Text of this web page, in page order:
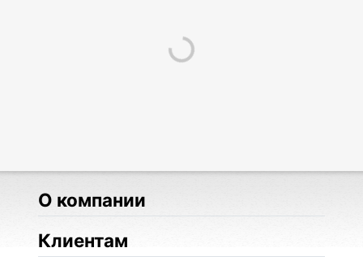
О компании
Клиентам